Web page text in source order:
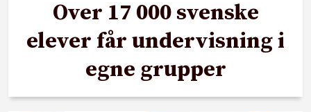
Over 17 000 svenske
elever får undervisning i
egne grupper